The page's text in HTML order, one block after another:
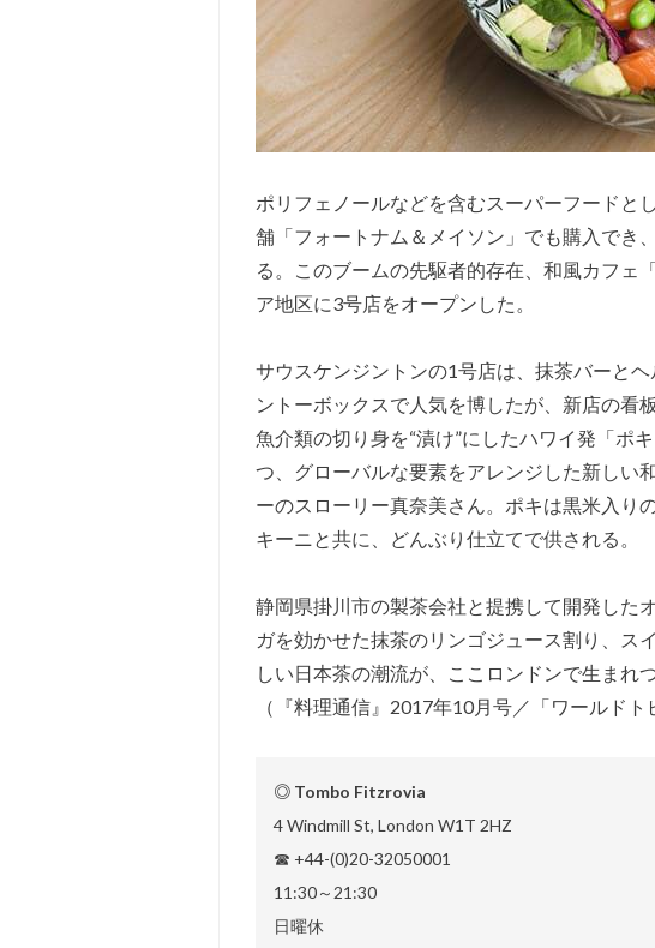
ポリフェノールなどを含むスーパーフードと
舗「フォートナム＆メイソン」でも購入でき
る。このブームの先駆者的存在、和風カフェ
ア地区に3号店をオープンした。
サウスケンジントンの1号店は、抹茶バーと
ントーボックスで人気を博したが、新店の看
魚介類の切り身を“漬け”にしたハワイ発「ポ
つ、グローバルな要素をアレンジした新しい
ーのスローリー真奈美さん。ポキは黒米入り
キーニと共に、どんぶり仕立てで供される。
静岡県掛川市の製茶会社と提携して開発した
ガを効かせた抹茶のリンゴジュース割り、ス
しい日本茶の潮流が、ここロンドンで生まれ
（『料理通信』2017年10月号／「ワールドト
◎ Tombo Fitzrovia
4 Windmill St, London W1T 2HZ
☎ +44-(0)20-32050001
11:30～21:30
日曜休